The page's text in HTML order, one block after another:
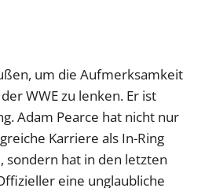
um die Aufmerksamkeit
WWE zu lenken. Er ist
Adam Pearce hat nicht nur
Karriere als In-Ring
sondern hat in den letzten
eine unglaubliche